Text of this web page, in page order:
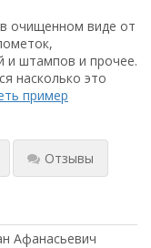
в очищенном виде от
и штампов и прочее.
насколько это
пример
Отзывы
Афанасьевич